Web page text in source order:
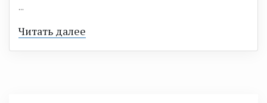
...
Читать далее